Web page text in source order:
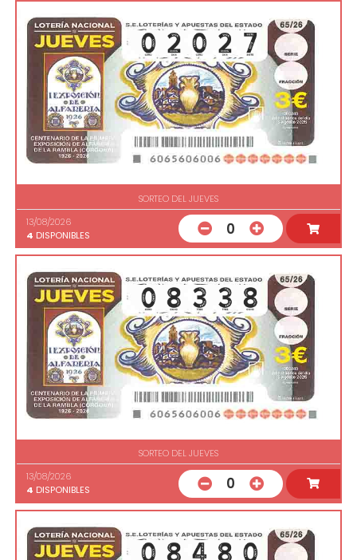
SORTEO DEL JUEVES
13/08/2026
4 DISPONIBLES 0
SORTEO DEL JUEVES
13/08/2026
4 DISPONIBLES 0